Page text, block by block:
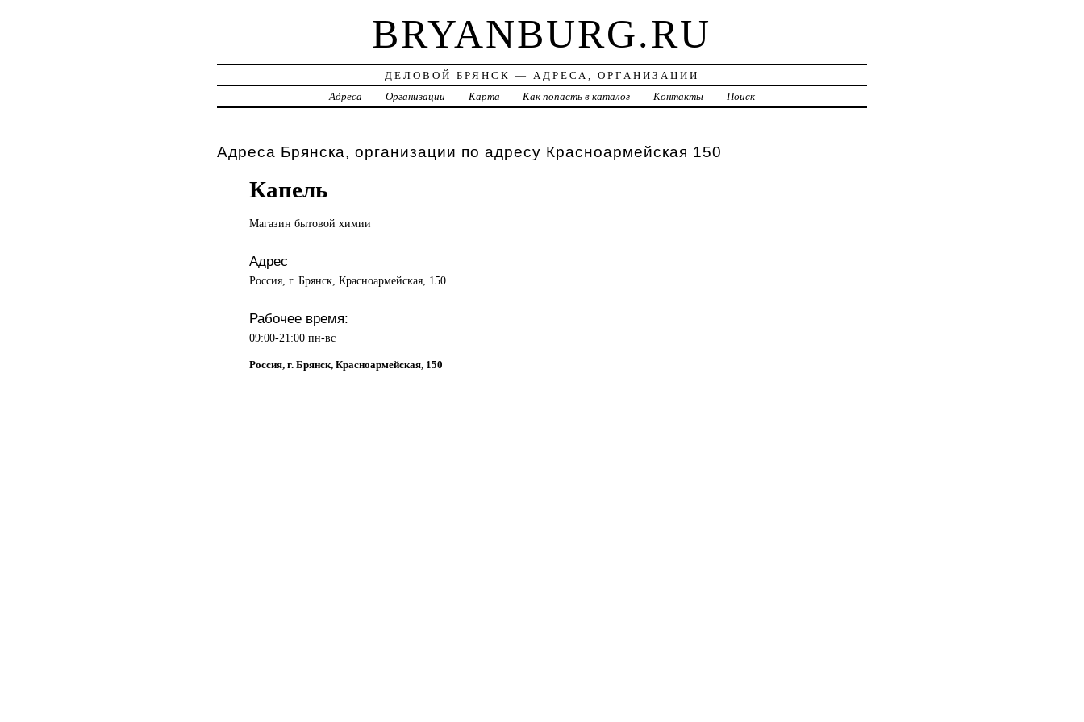
BRYANBURG.RU
ДЕЛОВОЙ БРЯНСК — АДРЕСА, ОРГАНИЗАЦИИ
Адреса
Организации Карта Как попасть в каталог Контакты Поиск
Адреса Брянска, организации по адресу Красноармейская 150
Капель
Магазин бытовой химии
Адрес
Россия, г. Брянск, Красноармейская, 150
Рабочее время:
09:00-21:00 пн-вс
Россия, г. Брянск, Красноармейская, 150